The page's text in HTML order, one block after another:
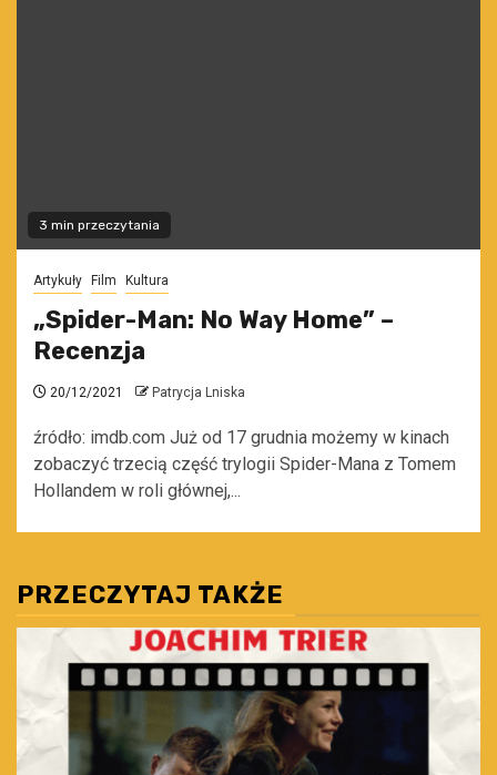
3 min przeczytania
Artykuły Film Kultura
„Spider-Man: No Way Home” –
Recenzja
20/12/2021 Patrycja Lniska
źródło: imdb.com Już od 17 grudnia możemy w kinach
zobaczyć trzecią część trylogii Spider-Mana z Tomem
Hollandem w roli głównej,...
PRZECZYTAJ TAKŻE